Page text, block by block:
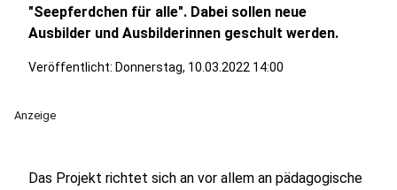
"Seepferdchen für alle". Dabei sollen neue
Ausbilder und Ausbilderinnen geschult werden.
Veröffentlicht: Donnerstag, 10.03.2022 14:00
Anzeige
Das Projekt richtet sich an vor allem an pädagogische